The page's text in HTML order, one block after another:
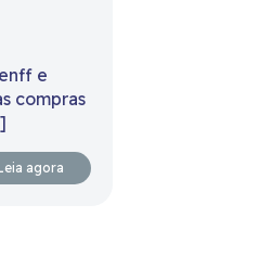
e
compras
agora